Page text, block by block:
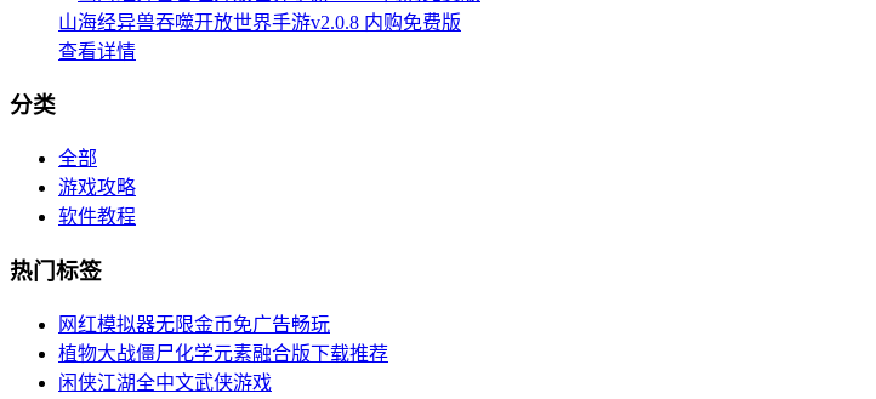
山海经异兽吞噬开放世界手游v2.0.8 内购免费版
查看详情
分类
全部
游戏攻略
软件教程
热门标签
网红模拟器无限金币免广告畅玩
植物大战僵尸化学元素融合版下载推荐
闲侠江湖全中文武侠游戏